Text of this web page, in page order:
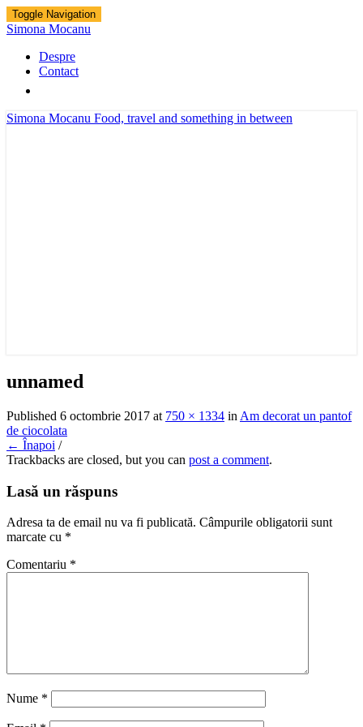
Toggle Navigation
Simona Mocanu
Despre
Contact
Simona Mocanu Food, travel and something in between
unnamed
Published 6 octombrie 2017 at 750 × 1334 in Am decorat un pantof
de ciocolata
← Înapoi /
Trackbacks are closed, but you can post a comment.
Lasă un răspuns
Adresa ta de email nu va fi publicată. Câmpurile obligatorii sunt
marcate cu *
Comentariu *
Nume *